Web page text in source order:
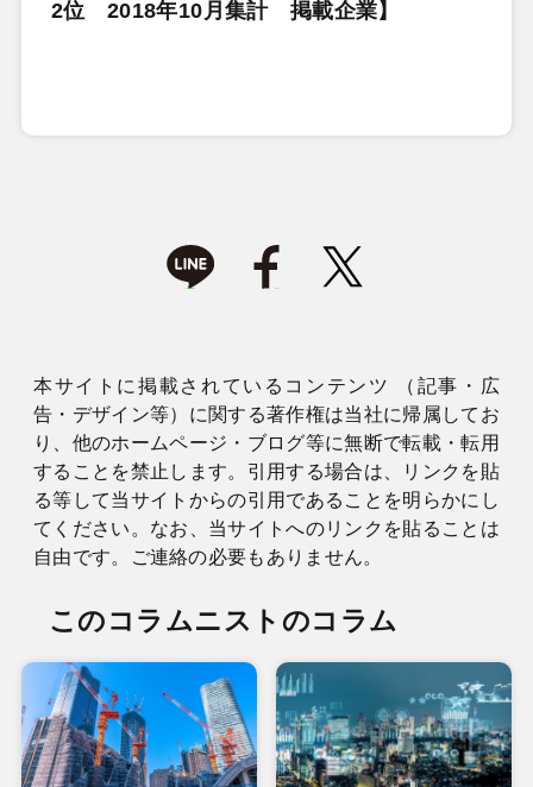
2位 2018年10月集計 掲載企業】
本サイトに掲載されているコンテンツ （記事・広
告・デザイン等）に関する著作権は当社に帰属してお
り、他のホームページ・ブログ等に無断で転載・転用
することを禁止します。引用する場合は、リンクを貼
る等して当サイトからの引用であることを明らかにし
てください。なお、当サイトへのリンクを貼ることは
自由です。ご連絡の必要もありません。
このコラムニストのコラム